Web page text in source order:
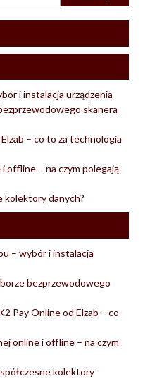
i instalacja urządzenia
skanera
– co to za technologia
offline – na czym polegają
kolektory danych?
– wybór i instalacja
bezprzewodowego
Pay Online od Elzab – co
online i offline – na czym
kolektory